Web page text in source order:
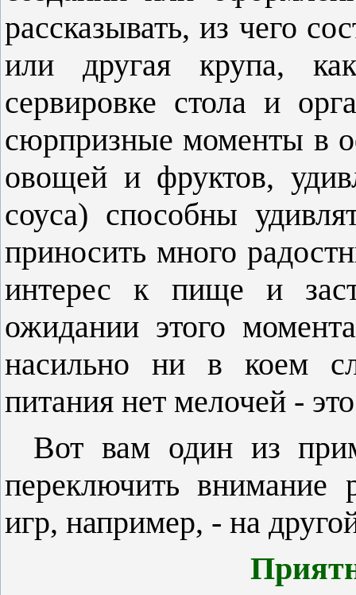
рассказывать, из чего
или другая крупа,
сервировке стола и
сюрпризные моменты в
овощей и фруктов,
соуса) способны
приносить много
интерес к пище и
ожидании этого
насильно ни в коем
питания нет мелочей -
Вот вам один из
переключить внимание
игр, например, - на